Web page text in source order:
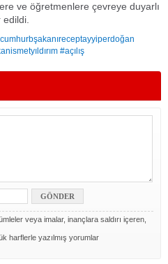
ve öğretmenlere çevreye duyarlı
edildi.
#açılış
veya imalar, inançlara saldırı içeren,
harflerle yazılmış yorumlar